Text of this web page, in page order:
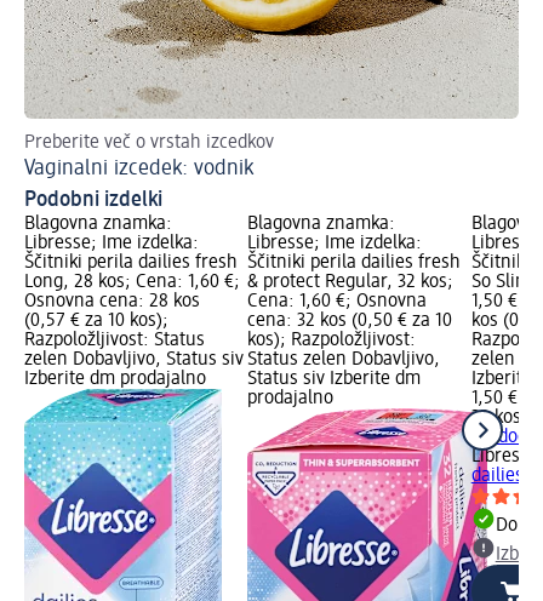
Preberite več o vrstah izcedkov
Vaginalni izcedek: vodnik
Podobni izdelki
Blagovna znamka:
Libresse; Ime izdelka:
Ščitniki perila dailies fresh
Long, 28 kos; Cena: 1,60 €;
Osnovna cena: 28 kos
(0,57 € za 10 kos);
Razpoložljivost: Status
zelen Dobavljivo, Status siv
Izberite dm prodajalno
Blagovna znamka:
Libresse; Ime izdelka:
Ščitniki perila dailies fresh
& protect Regular, 32 kos;
Cena: 1,60 €; Osnovna
cena: 32 kos (0,50 € za 10
kos); Razpoložljivost:
Status zelen Dobavljivo,
Status siv Izberite dm
prodajalno
Ščitniki
So Slim,
1,50 €;
kos
zelen
Izberite
1,50 €
32 kos
+ 1
Libresse
dailies